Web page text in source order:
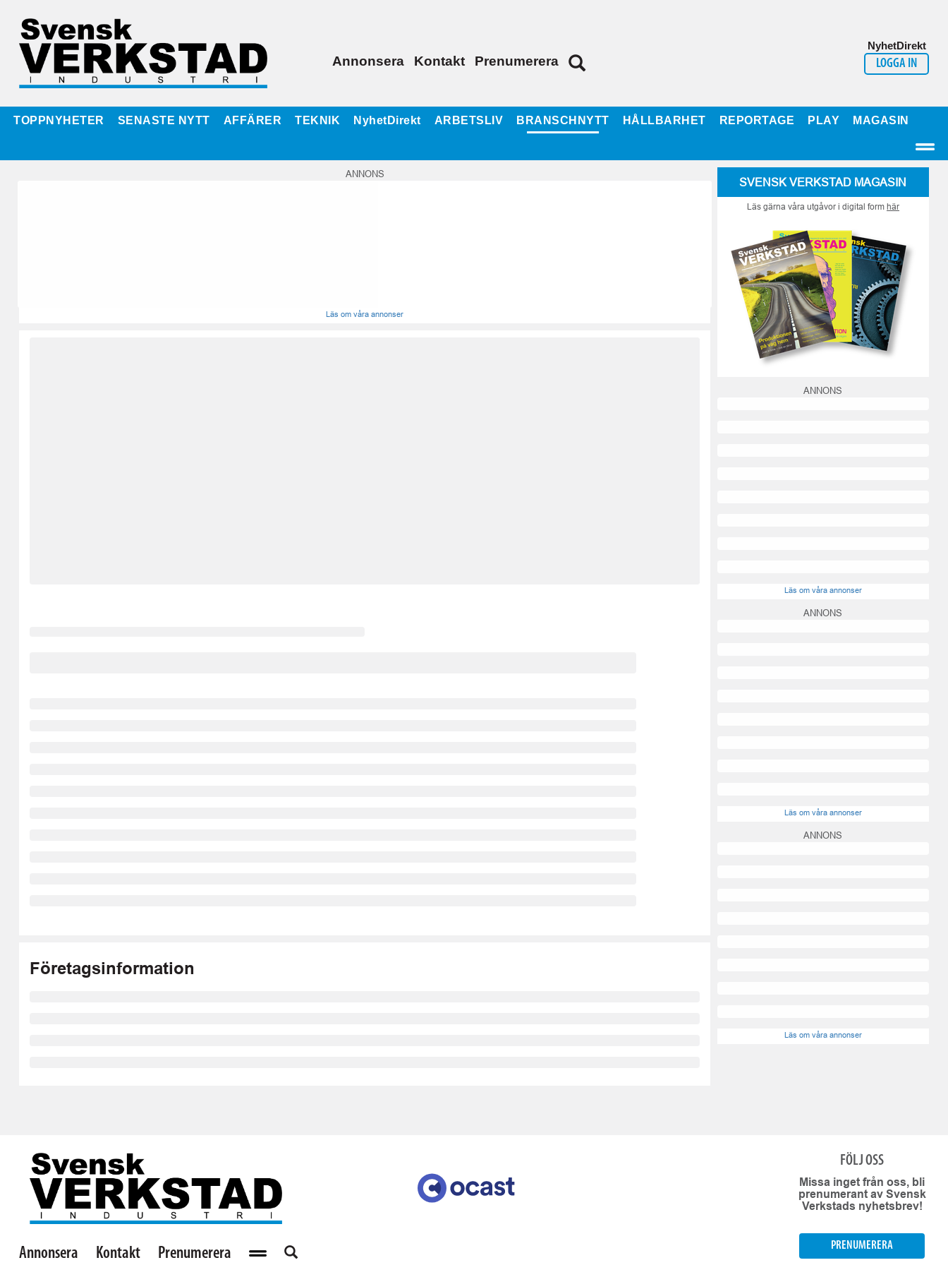
Annonsera Kontakt Prenumerera
NyhetDirekt
LOGGA IN
TOPPNYHETER SENASTE NYTT AFFÄRER TEKNIK NyhetDirekt ARBETSLIV BRANSCHNYTT HÅLLBARHET REPORTAGE PLAY MAGASIN
ANNONS
Läs om våra annonser
Företagsinformation
SVENSK VERKSTAD MAGASIN
Läs gärna våra utgåvor i digital form här
ANNONS
Läs om våra annonser
ANNONS
Läs om våra annonser
ANNONS
Läs om våra annonser
Annonsera Kontakt Prenumerera
FÖLJ OSS
Missa inget från oss, bli
prenumerant av Svensk
Verkstads nyhetsbrev!
PRENUMERERA